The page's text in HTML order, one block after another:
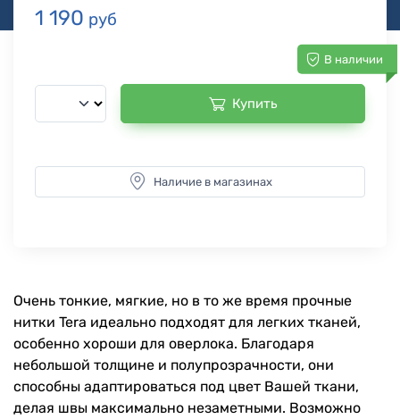
1 190 руб
В наличии
Купить
Наличие в магазинах
Очень тонкие, мягкие, но в то же время прочные
нитки Tera идеально подходят для легких тканей,
особенно хороши для оверлока. Благодаря
небольшой толщине и полупрозрачности, они
способны адаптироваться под цвет Вашей ткани,
делая швы максимально незаметными. Возможно